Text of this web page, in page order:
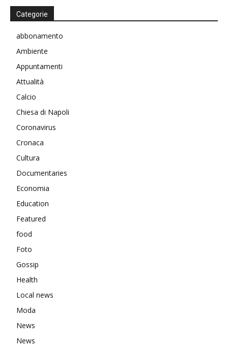
Categorie
abbonamento
Ambiente
Appuntamenti
Attualità
Calcio
Chiesa di Napoli
Coronavirus
Cronaca
Cultura
Documentaries
Economia
Education
Featured
food
Foto
Gossip
Health
Local news
Moda
News
News